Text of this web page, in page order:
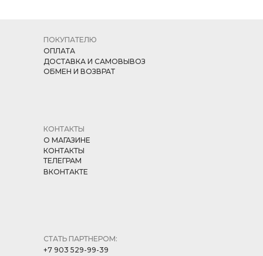
СТАТЬ ПАРТНЕРОМ:
+7 903 529-99-39
КОНТАКТЫ
О МАГАЗИНЕ
КОНТАКТЫ
ТЕЛЕГРАМ
ВКОНТАКТЕ
ПОКУПАТЕЛЮ
ОПЛАТА
ДОСТАВКА И САМОВЫВОЗ
ОБМЕН И ВОЗВРАТ